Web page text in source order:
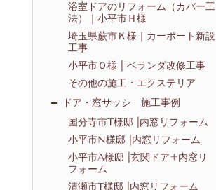
浴室ドアのリフォーム（カバー工
法）｜小平市Ｈ様
埼玉県蕨市Ｋ様｜カーポート新設
工事
小平市Ｏ様 | ベランダ改修工事
その他の施工・エクステリア
ドア・窓サッシ 施工事例
国分寺市T様邸 |内窓リフォーム
小平市N様邸 |内窓リフォーム
小平市A様邸 |玄関ドア+内窓リ
フォーム
清瀬市T様邸 |内窓リフォーム